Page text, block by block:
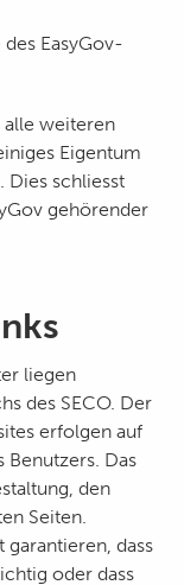
EasyGov-
alle weiteren
Eigentum
Dies schliesst
gehörender
liegen
des SECO. Der
erfolgen auf
Benutzers. Das
den
Seiten.
dass
oder dass